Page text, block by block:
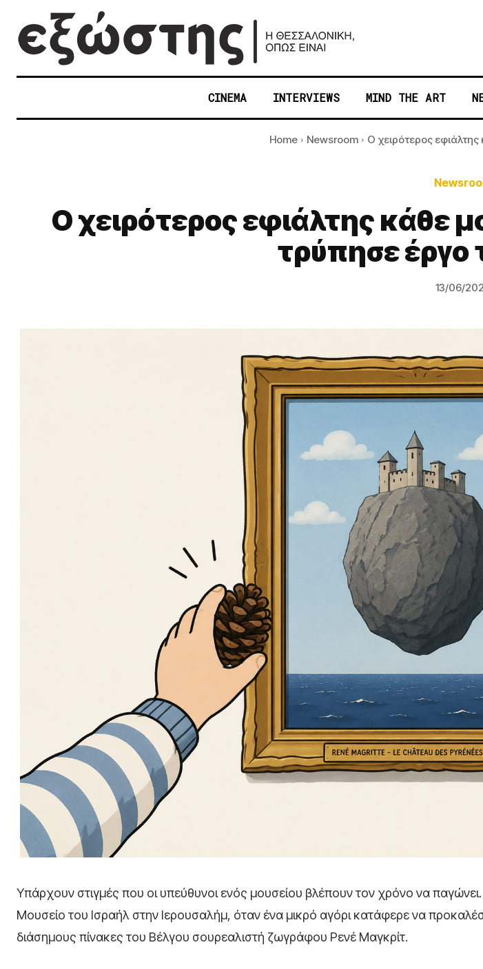
CINEMA INTERVIEWS MIND THE ART
Home Newsroom Ο χειρότερος
Ο χειρότερος εφιάλτης κάθε
τρύπησε έργο
13/06/
Υπάρχουν στιγμές που οι υπεύθυνοι ενός μουσείου βλέπουν τον χρόνο να
Μουσείο του Ισραήλ στην Ιερουσαλήμ, όταν ένα μικρό αγόρι κατάφερε να
διάσημους πίνακες του Βέλγου σουρεαλιστή ζωγράφου Ρενέ Μαγκρίτ.